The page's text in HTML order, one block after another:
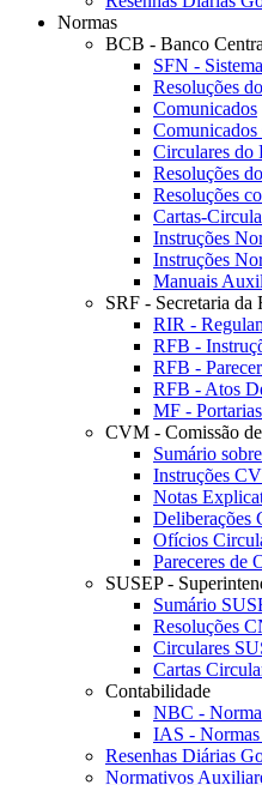
Normas
BCB - Banco
SFN -
Resoluções
Comunicados
Circulares do
Resoluções
Resoluções
Cartas-
Instruções
Instruções
Manuais
SRF - Secretaria da
RIR -
RFB -
RFB -
RFB - Atos
MF -
CVM - Comissão
Sumário
Instruções
Notas
Deliberações
Ofícios
Pareceres de
SUSEP -
Sumário
Resoluções
Circulares
Cartas
Contabilidade
NBC -
IAS - Normas
Resenhas Diárias
Normativos